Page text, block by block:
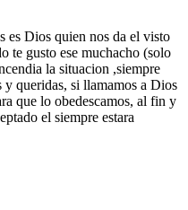
es Dios quien nos da el visto
te gusto ese muchacho (solo
la situacion ,siempre
queridas, si llamamos a Dios
que lo obedescamos, al fin y
el siempre estara